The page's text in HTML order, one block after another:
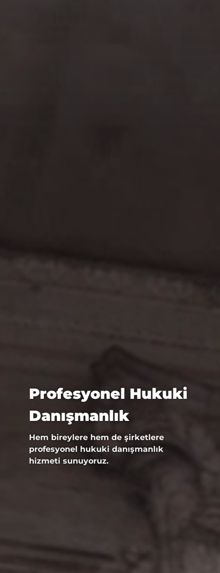
Profesyonel Hukuki
Danışmanlık
Hem bireylere hem de şirketlere
profesyonel hukuki danışmanlık
hizmeti sunuyoruz.